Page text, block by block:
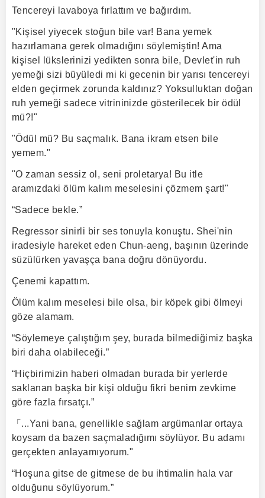
Tencereyi lavaboya fırlattım ve bağırdım.
"Kişisel yiyecek stoğun bile var! Bana yemek
hazırlamana gerek olmadığını söylemiştin! Ama
kişisel lükslerinizi yedikten sonra bile, Devlet'in ruh
yemeği sizi büyüledi mi ki gecenin bir yarısı tencereyi
elden geçirmek zorunda kaldınız? Yoksulluktan doğan
ruh yemeği sadece vitrininizde gösterilecek bir ödül
mü?!"
"Ödül mü? Bu saçmalık. Bana ikram etsen bile
yemem."
"O zaman sessiz ol, seni proletarya! Bu itle
aramızdaki ölüm kalım meselesini çözmem şart!"
“Sadece bekle.”
Regressor sinirli bir ses tonuyla konuştu. Shei'nin
iradesiyle hareket eden Chun-aeng, başının üzerinde
süzülürken yavaşça bana doğru dönüyordu.
Çenemi kapattım.
Ölüm kalım meselesi bile olsa, bir köpek gibi ölmeyi
göze alamam.
“Söylemeye çalıştığım şey, burada bilmediğimiz başka
biri daha olabileceği.”
“Hiçbirimizin haberi olmadan burada bir yerlerde
saklanan başka bir kişi olduğu fikri benim zevkime
göre fazla fırsatçı.”
「...Yani bana, genellikle sağlam argümanlar ortaya
koysam da bazen saçmaladığımı söylüyor. Bu adamı
gerçekten anlayamıyorum."
“Hoşuna gitse de gitmese de bu ihtimalin hala var
olduğunu söylüyorum.”